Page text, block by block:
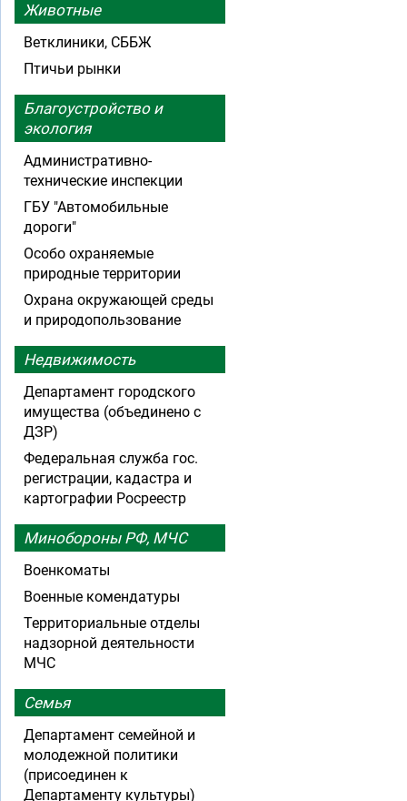
Животные
Ветклиники, СББЖ
Птичьи рынки
Благоустройство и
экология
Административно-
технические инспекции
ГБУ "Автомобильные
дороги"
Особо охраняемые
природные территории
Охрана окружающей среды
и природопользование
Недвижимость
Департамент городского
имущества (объединено с
ДЗР)
Федеральная служба гос.
регистрации, кадастра и
картографии Росреестр
Минобороны РФ, МЧС
Военкоматы
Военные комендатуры
Территориальные отделы
надзорной деятельности
МЧС
Семья
Департамент семейной и
молодежной политики
(присоединен к
Департаменту культуры)